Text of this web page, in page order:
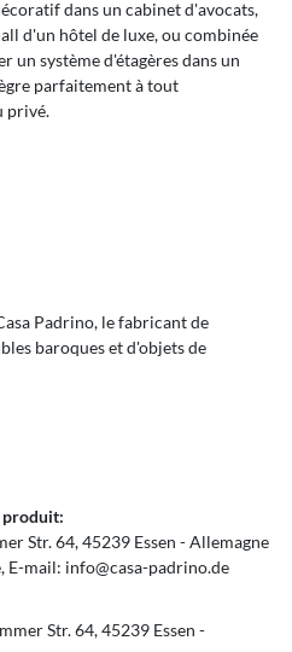
dans un cabinet d'avocats,
d'un hôtel de luxe, ou combinée
un système d'étagères dans un
parfaitement à tout
privé.
Padrino, le fabricant de
baroques et d'objets de
produit:
Str.64 45239 Essen
Allemagne
E-mail: info@casa-padrino.de
Str.64 45239 Essen